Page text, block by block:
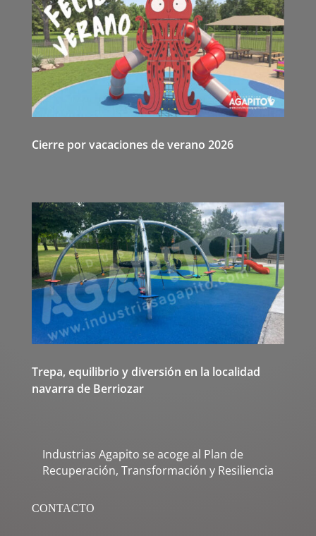
Cierre por vacaciones de verano 2026
Trepa, equilibrio y diversión en la localidad
navarra de Berriozar
Industrias Agapito se acoge al Plan de
Recuperación, Transformación y Resiliencia
CONTACTO